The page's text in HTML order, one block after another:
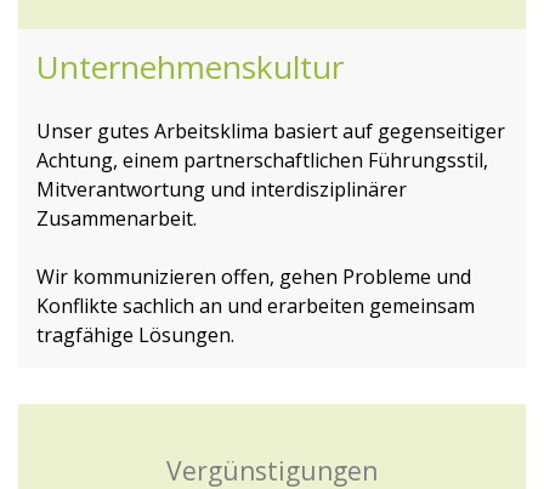
Unternehmenskultur
Unser gutes Arbeitsklima basiert auf gegenseitiger
Achtung, einem partnerschaftlichen Führungsstil,
Mitverantwortung und interdisziplinärer
Zusammenarbeit.
Wir kommunizieren offen, gehen Probleme und
Konflikte sachlich an und erarbeiten gemeinsam
tragfähige Lösungen.
Vergünstigungen